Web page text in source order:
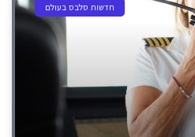
חדשות סלבס בעולם